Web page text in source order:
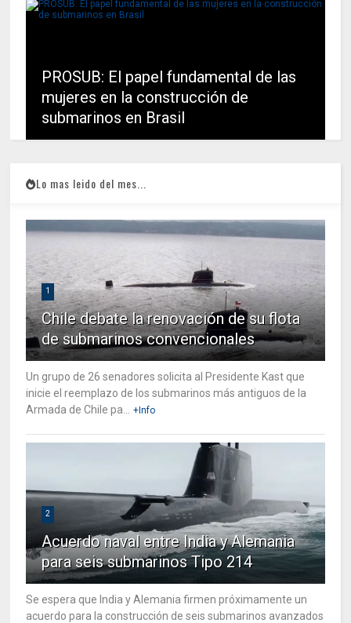
PROSUB: El papel fundamental de las
mujeres en la construcción de
submarinos en Brasil
Lo mas leido del mes...
1
Chile debate la renovación de su flota
de submarinos convencionales
Un grupo de 26 senadores solicita al Presidente Kast que
inicie el reemplazo de los submarinos más antiguos de la
Armada de Chile pa...
+Info
2
Acuerdo naval entre India y Alemania
para seis submarinos Tipo 214
Se espera que India y Alemania firmen próximamente un
acuerdo para la construcción de seis submarinos avanzados